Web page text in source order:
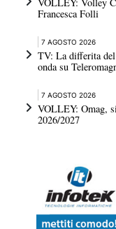
VOLLEY: Volley
Francesca Folli
7 AGOSTO 2026
TV: La differita
onda su
7 AGOSTO 2026
VOLLEY: Omag,
2026/2027